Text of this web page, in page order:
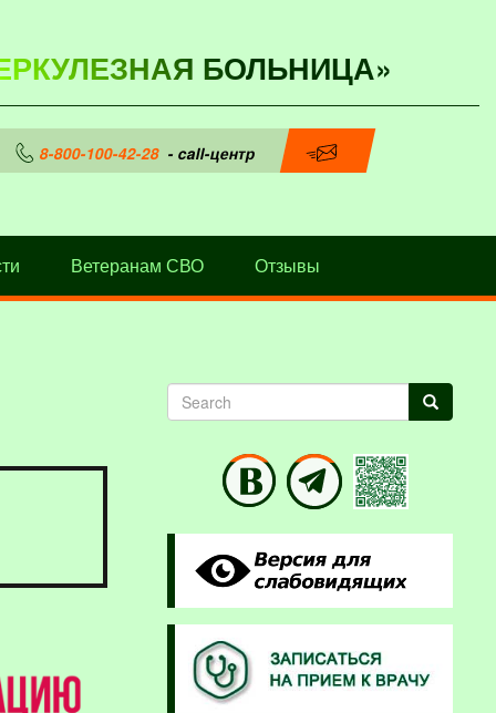
БОЛЬНИЦА»
8-800-100-42-28- call-центр
Ветеранам СВО Отзывы
Search Search